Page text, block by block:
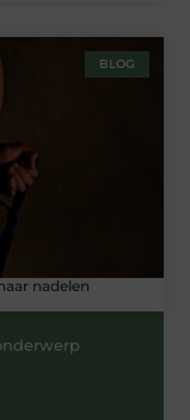
BLOG
nadelen